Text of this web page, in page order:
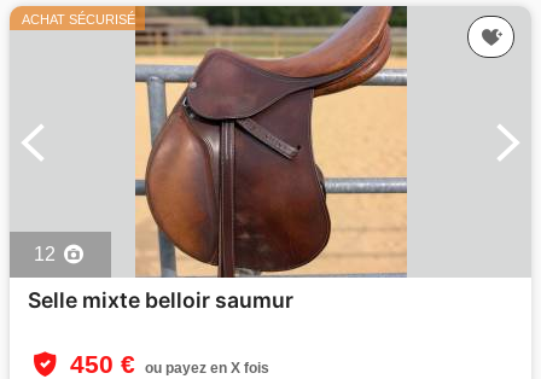
ACHAT SÉCURISÉ
12
Selle mixte belloir saumur
450 € ou payez en X fois